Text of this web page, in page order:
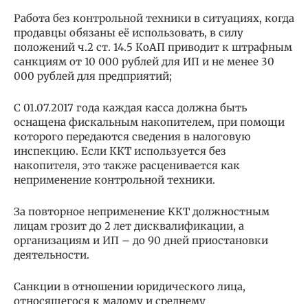
Работа без контрольной техники в ситуациях, когда
продавцы обязаны её использовать, в силу
положений ч.2 ст. 14.5 КоАП приводит к штрафным
санкциям от 10 000 рублей для ИП и не менее 30
000 рублей для предприятий;
С 01.07.2017 года каждая касса должна быть
оснащена фискальным накопителем, при помощи
которого передаются сведения в налоговую
инспекцию. Если ККТ используется без
накопителя, это также расценивается как
неприменение контрольной техники.
За повторное неприменение ККТ должностным
лицам грозит до 2 лет дисквалификации, а
организациям и ИП – до 90 дней приостановки
деятельности.
Санкции в отношении юридического лица,
относящегося к малому и среднему